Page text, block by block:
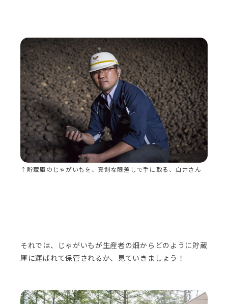
↑貯蔵庫のじゃがいもを、真剣な眼差しで手に取る、白井さん
それでは、じゃがいもが生産者の畑からどのように貯蔵
庫に運ばれて保管されるか、見ていきましょう！